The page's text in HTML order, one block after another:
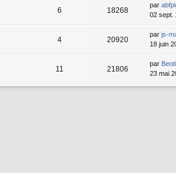
6 18268
par
02 sept.
4 20920
par js-
18 juin
11 21806
par
23 mai